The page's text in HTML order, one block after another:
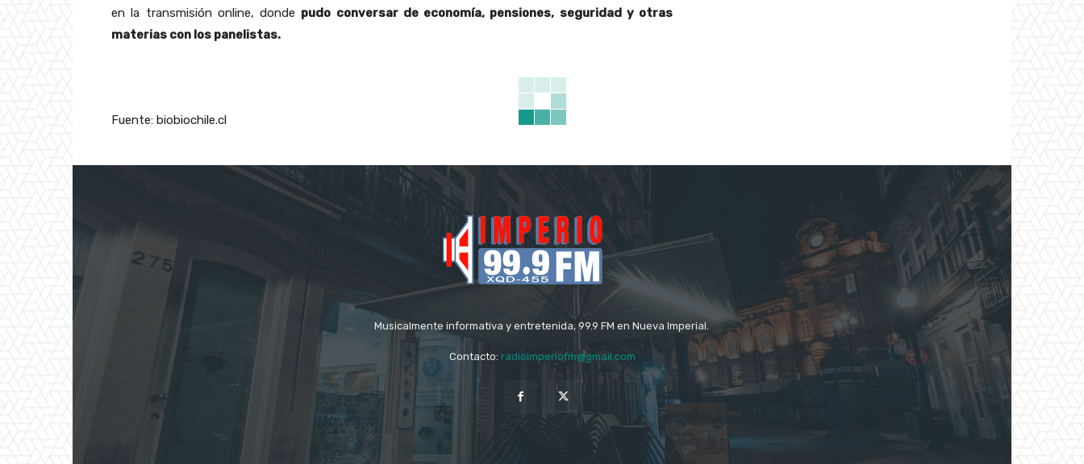
en la transmisión online, donde pudo conversar de economía, pensiones, seguridad y otras
materias con los panelistas.
Fuente: biobiochile.cl
Musicalmente informativa y entretenida, 99.9 FM en Nueva Imperial.
Contacto: radioimperiofm@gmail.com